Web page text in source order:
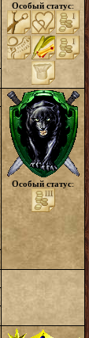
Особый статус:
Особый статус: